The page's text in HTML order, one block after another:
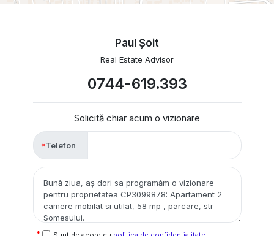
Paul Şoit
Real Estate Advisor
0744-619.393
Solicită chiar acum o vizionare
Telefon